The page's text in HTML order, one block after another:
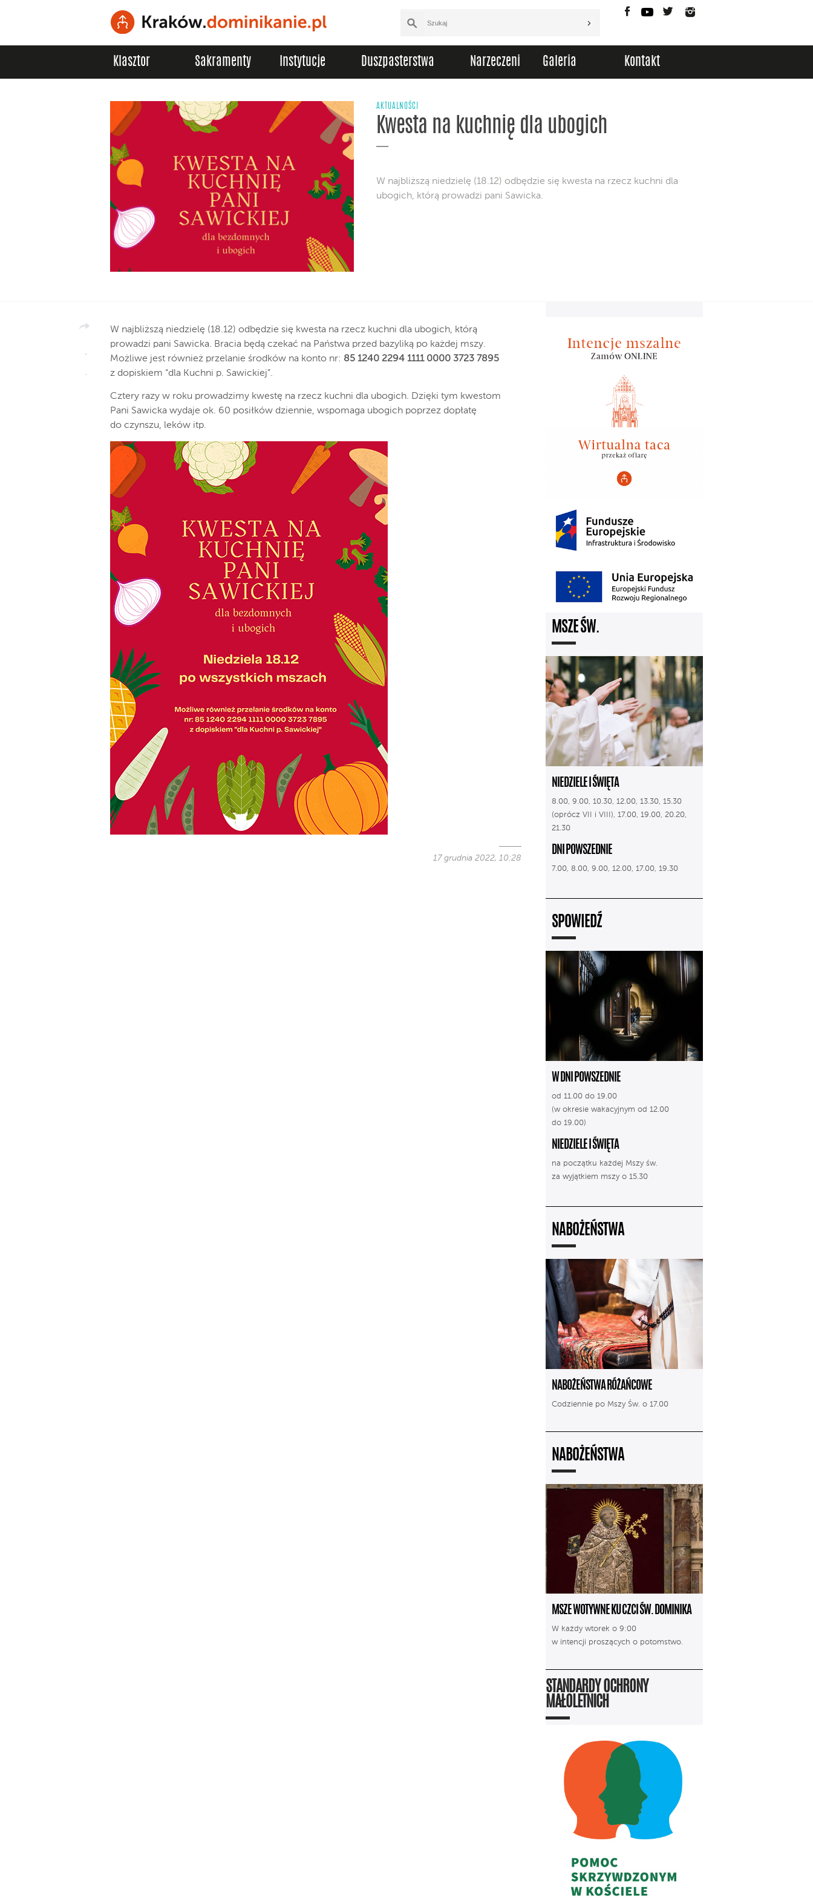
FacebookYouTubeTwitter
Klasztor Sakramenty Instytucje Duszpasterstwa Narzeczeni Galeria Kontakt
AKTUALNOŚCI
Kwesta na kuchnię dla ubogich
W najbliższą niedzielę (18.12) odbędzie się kwesta na rzecz kuchni dla
ubogich, którą prowadzi pani Sawicka.
W najbliższą niedzielę (18.12) odbędzie się kwesta na rzecz kuchni dla ubogich, którą
prowadzi pani Sawicka. Bracia będą czekać na Państwa przed bazyliką po każdej mszy.
Możliwe jest również przelanie środków na konto nr: 85 1240 2294 1111 0000 3723 7895
z dopiskiem “dla Kuchni p. Sawickiej”.
Cztery razy w roku prowadzimy kwestę na rzecz kuchni dla ubogich. Dzięki tym kwestom
Pani Sawicka wydaje ok. 60 posiłków dziennie, wspomaga ubogich poprzez dopłatę
do czynszu, leków itp.
17 grudnia 2022, 10:28
MSZE ŚW.
NIEDZIELE I ŚWIĘTA
8.00, 9.00, 10.30, 12.00, 13.30, 15.30
(oprócz VII i VIII), 17.00, 19.00, 20.20,
21.30
DNI POWSZEDNIE
7.00, 8.00, 9.00, 12.00, 17.00, 19.30
SPOWIEDŹ
W DNI POWSZEDNIE
od 11.00 do 19.00
(w okresie wakacyjnym od 12.00
do 19.00)
NIEDZIELE I ŚWIĘTA
na początku każdej Mszy św.
za wyjątkiem mszy o 15.30
NABOŻEŃSTWA
NABOŻEŃSTWA RÓŻAŃCOWE
Codziennie po Mszy Św. o 17.00
NABOŻEŃSTWA
MSZE WOTYWNE KU CZCI ŚW. DOMINIKA
W każdy wtorek o 9:00
w intencji proszących o potomstwo.
STANDARDY OCHRONY
MAŁOLETNICH